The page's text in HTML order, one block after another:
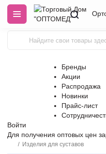
Бренды
Акции
Распродажа
Новинки
Прайс-лист
Войти
Для получения оптовых цен
Изделия для суставов